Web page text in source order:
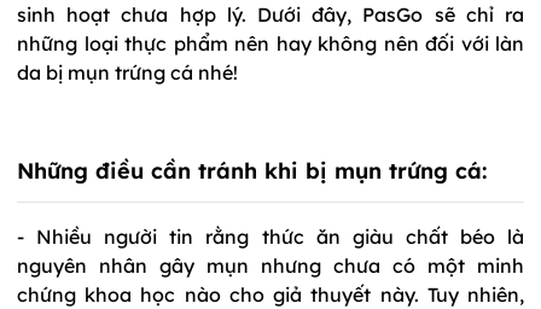
sinh hoạt chưa hợp lý. Dưới đây, PasGo sẽ chỉ ra
những loại thực phẩm nên hay không nên đối với làn
da bị mụn trứng cá nhé!
Những điều cần tránh khi bị mụn trứng cá:
- Nhiều người tin rằng thức ăn giàu chất béo là
nguyên nhân gây mụn nhưng chưa có một minh
chứng khoa học nào cho giả thuyết này. Tuy nhiên,